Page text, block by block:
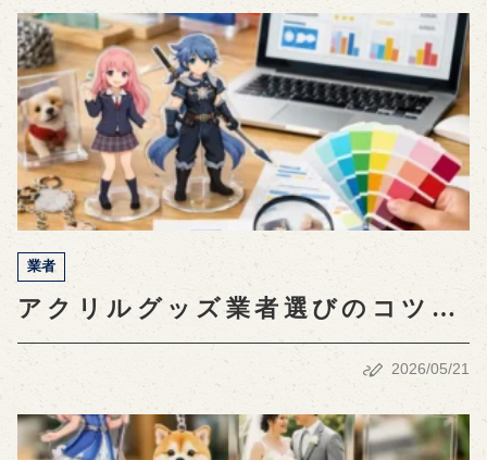
業者
アクリルグッズ業者選びのコツと
ポイントを徹底解説！
2026/05/21